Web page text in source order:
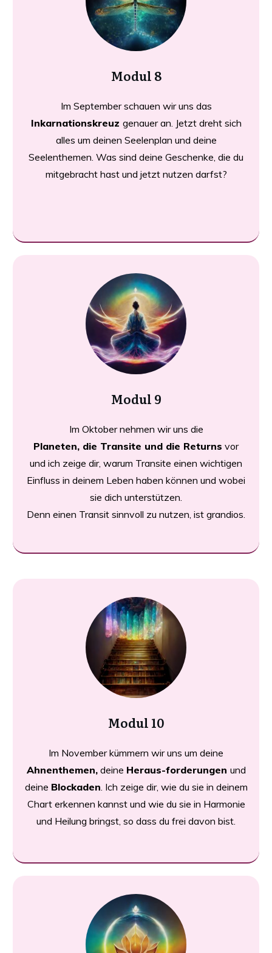
Modul 8
Im September schauen wir uns das
Inkarnationskreuz genauer an. Jetzt dreht sich
alles um deinen Seelenplan und deine
Seelenthemen. Was sind deine Geschenke, die du
mitgebracht hast und jetzt nutzen darfst?
Modul 9
Im Oktober nehmen wir uns die
Planeten, die Transite und die Returns vor
und ich zeige dir, warum Transite einen wichtigen
Einfluss in deinem Leben haben können und wobei
sie dich unterstützen.
Denn einen Transit sinnvoll zu nutzen, ist grandios.
Modul 10
Im November kümmern wir uns um deine
Ahnenthemen,deine Heraus-forderungen und
deine Blockaden. Ich zeige dir, wie du sie in deinem
Chart erkennen kannst und wie du sie in Harmonie
und Heilung bringst, so dass du frei davon bist.